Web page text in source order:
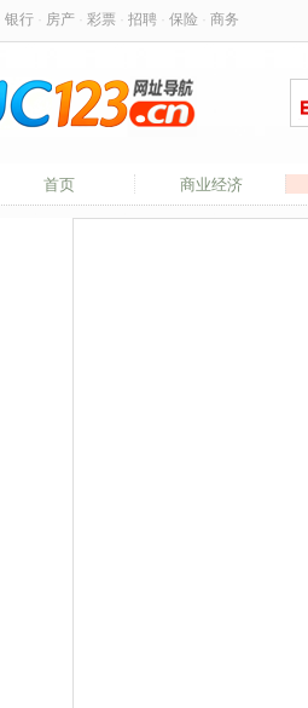
银行 房产 彩票 招聘 保险 商务
首页 商业经济